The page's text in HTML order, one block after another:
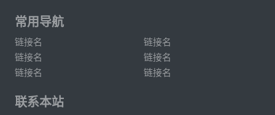
常用导航
链接名
链接名
链接名
链接名
链接名
链接名
联系本站